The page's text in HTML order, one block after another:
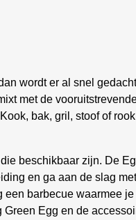
wordt er al snel
met de
bak, gril, stoof of
die beschikbaar zijn. De
en ga aan de slag
barbecue waarmee
Egg en de